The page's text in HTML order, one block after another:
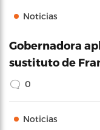
Noticias
Gobernadora
sustituto de
0
Noticias